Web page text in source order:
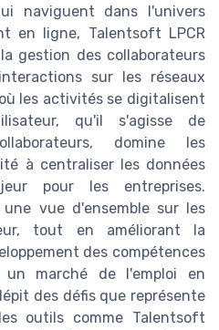
naviguent dans l'univers
en ligne, Talentsoft LPCR
gestion des collaborateurs
sur les réseaux
les activités se digitalisent
qu'il s'agisse de
domine les
à centraliser les données
pour les entreprises.
vue d'ensemble sur les
tout en améliorant la
des compétences
marché de l'emploi en
des défis que représente
outils comme Talentsoft